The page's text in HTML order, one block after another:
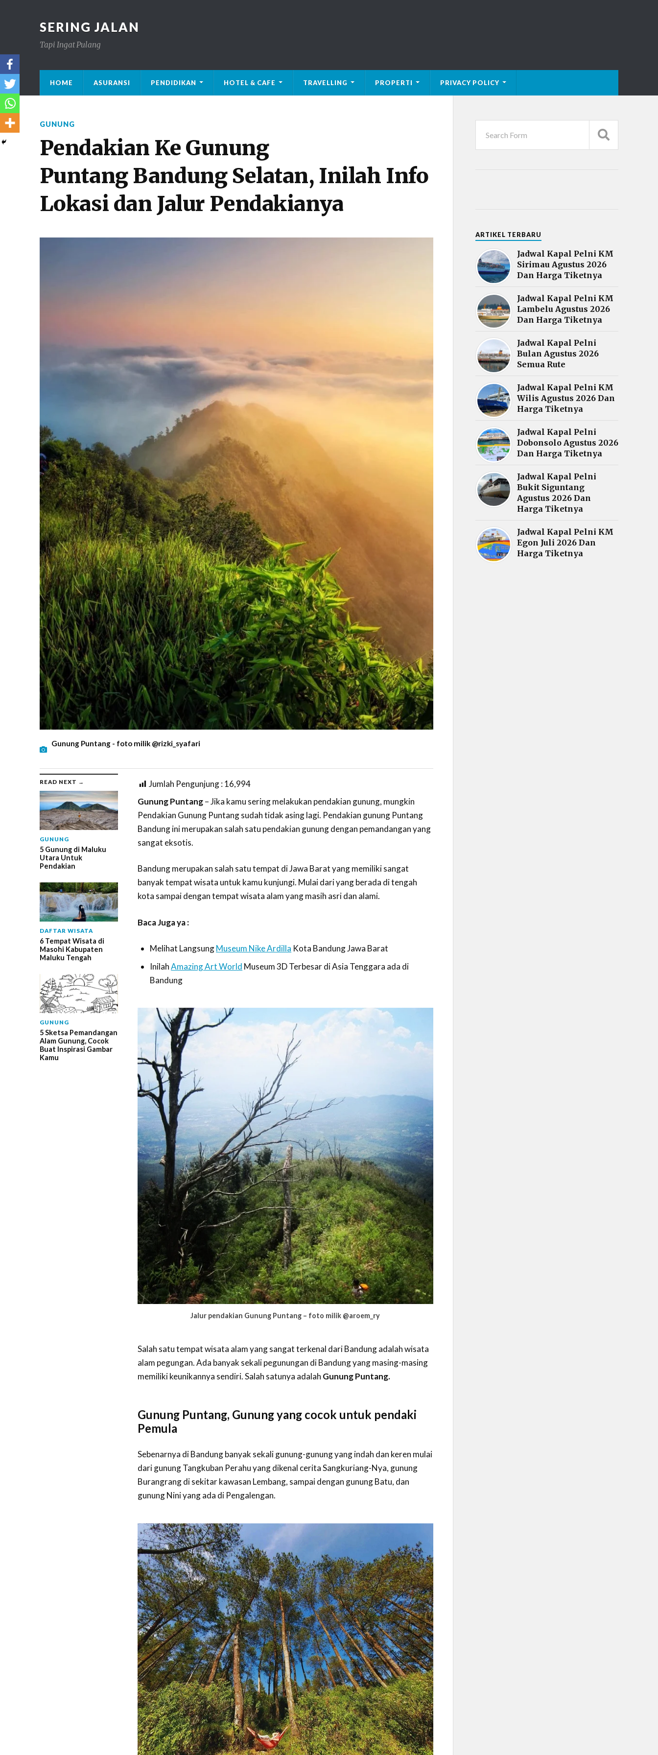
SERING JALAN
Tapi Ingat Pulang
HOME ASURANSI PENDIDIKAN HOTEL & CAFE TRAVELLING PROPERTI PRIVACY POLICY
GUNUNG
Pendakian Ke Gunung
Puntang Bandung Selatan, Inilah Info
Lokasi dan Jalur Pendakianya
Gunung Puntang - foto milik @rizki_syafari
READ NEXT →
GUNUNG
5 Gunung di Maluku
Utara Untuk
Pendakian
DAFTAR WISATA
6 Tempat Wisata di
Masohi Kabupaten
Maluku Tengah
GUNUNG
5 Sketsa Pemandangan
Alam Gunung, Cocok
Buat Inspirasi Gambar
Kamu
Jumlah Pengunjung :16,994
Gunung Puntang– Jika kamu sering melakukan pendakian gunung, mungkin
Pendakian Gunung Puntang sudah tidak asing lagi. Pendakian gunung Puntang
Bandung ini merupakan salah satu pendakian gunung dengan pemandangan yang
sangat eksotis.
Bandung merupakan salah satu tempat di Jawa Barat yang memiliki sangat
banyak tempat wisata untuk kamu kunjungi. Mulai dari yang berada di tengah
kota sampai dengan tempat wisata alam yang masih asri dan alami.
Baca Juga ya :
Melihat LangsungMuseum Nike Ardilla Kota Bandung Jawa Barat
InilahAmazing Art World Museum 3D Terbesar di Asia Tenggara ada di
Bandung
Jalur pendakian Gunung Puntang – foto milik @aroem_ry
Salah satu tempat wisata alam yang sangat terkenal dari Bandung adalah wisata
alam pegungan. Ada banyak sekali pegunungan di Bandung yang masing-masing
memiliki keunikannya sendiri. Salah satunya adalah Gunung Puntang.
Gunung Puntang, Gunung yang cocok untuk pendaki
Pemula
Sebenarnya di Bandung banyak sekali gunung-gunung yang indah dan keren mulai
dari gunung Tangkuban Perahu yang dikenal cerita Sangkuriang-Nya, gunung
Burangrang di sekitar kawasan Lembang, sampai dengan gunung Batu, dan
gunung Nini yang ada di Pengalengan.
ARTIKEL TERBARU
Jadwal Kapal Pelni KM
Sirimau Agustus 2026
Dan Harga Tiketnya
Jadwal Kapal Pelni KM
Lambelu Agustus 2026
Dan Harga Tiketnya
Jadwal Kapal Pelni
Bulan Agustus 2026
Semua Rute
Jadwal Kapal Pelni KM
Wilis Agustus 2026 Dan
Harga Tiketnya
Jadwal Kapal Pelni
Dobonsolo Agustus 2026
Dan Harga Tiketnya
Jadwal Kapal Pelni
Bukit Siguntang
Agustus 2026 Dan
Harga Tiketnya
Jadwal Kapal Pelni KM
Egon Juli 2026 Dan
Harga Tiketnya